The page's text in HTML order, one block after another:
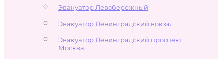
Эвакуатор Левобережный
Эвакуатор Ленинградский вокзал
Эвакуатор Ленинградский проспект
Москва